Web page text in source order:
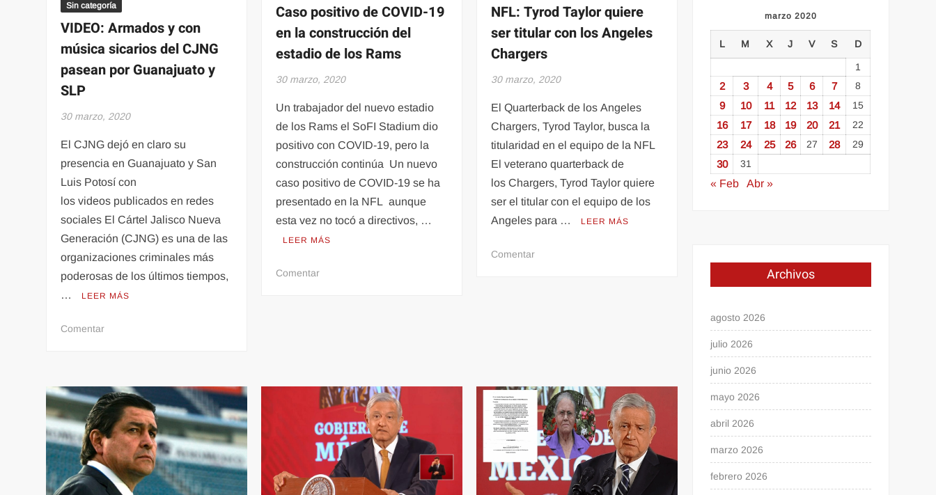
Sin categoría
VIDEO: Armados y con
música sicarios del CJNG
pasean por Guanajuato y
SLP
30 marzo, 2020
El CJNG dejó en claro su
presencia en Guanajuato y San
Luis Potosí con
los videos publicados en redes
sociales El Cártel Jalisco Nueva
Generación (CJNG) es una de las
organizaciones criminales más
poderosas de los últimos tiempos,
…
LEER MÁS
Comentaren
con
música
sicarios
del
CJNG
pasean
por
Caso positivo de COVID-19
en la construcción del
estadio de los Rams
30 marzo, 2020
Un trabajador del nuevo estadio
de los Rams el SoFI Stadium dio
positivo con COVID-19, pero la
construcción continúa Un nuevo
caso positivo de COVID-19 se ha
presentado en la NFL aunque
esta vez no tocó a directivos, …
LEER MÁS
Comentaren
la
construcción
estadio
de
los
Rams
NFL: Tyrod Taylor quiere
ser titular con los Angeles
Chargers
30 marzo, 2020
El Quarterback de los Angeles
Chargers, Tyrod Taylor, busca la
titularidad en el equipo de la NFL
El veterano quarterback de
los Chargers, Tyrod Taylor quiere
ser el titular con el equipo de los
Angeles para …
LEER MÁS
Comentaren
Angeles
Chargers
marzo 2020
L M X J V S D
1
2 3 4 5 6 7 8
9 10 11 12 13 14 15
16 17 18 19 20 21 22
23 24 25 26 27 28 29
30 31
« Feb Abr »
Archivos
agosto 2026
julio 2026
junio 2026
mayo 2026
abril 2026
marzo 2026
febrero 2026